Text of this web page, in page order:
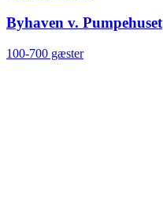
Byhaven v. Pumpehuset
100-700 gæster